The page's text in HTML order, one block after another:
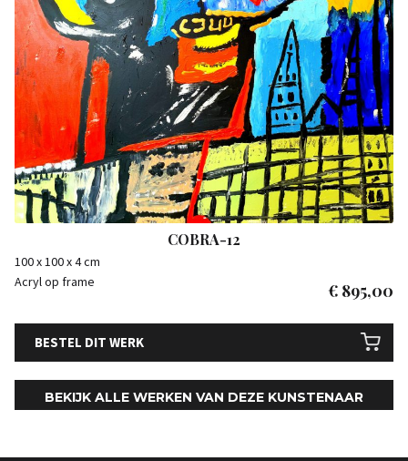
COBRA-12
100 x 100 x 4 cm
Acryl op frame
€ 895,00
BESTEL DIT WERK
BEKIJK ALLE WERKEN VAN DEZE KUNSTENAAR